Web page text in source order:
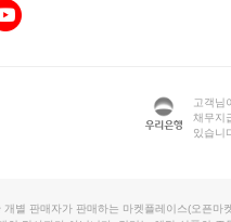
고객님
채무지
있습니
별 판매자가 판매하는 마켓플레이스(오픈마